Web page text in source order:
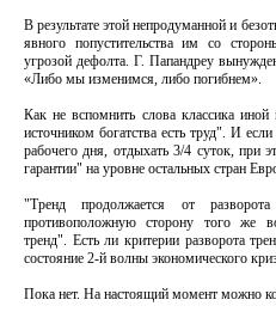
В результате этой непродуманной и
явного попустительства им со
угрозой дефолта. Г. Папандреу
«Либо мы изменимся, либо погибнем».
Как не вспомнить слова классика
источником богатства есть труд". И
рабочего дня, отдыхать 3/4 суток, при
гарантии" на уровне остальных стран
"Тренд продолжается от
противоположную сторону того же
тренд". Есть ли критерии разворота
состояние 2-й волны экономического
Пока нет. На настоящий момент можно